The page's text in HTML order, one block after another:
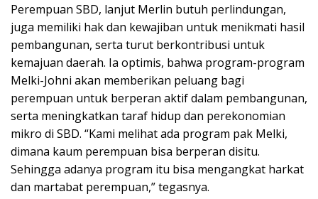
Perempuan SBD, lanjut Merlin butuh perlindungan,
juga memiliki hak dan kewajiban untuk menikmati hasil
pembangunan, serta turut berkontribusi untuk
kemajuan daerah. Ia optimis, bahwa program-program
Melki-Johni akan memberikan peluang bagi
perempuan untuk berperan aktif dalam pembangunan,
serta meningkatkan taraf hidup dan perekonomian
mikro di SBD. “Kami melihat ada program pak Melki,
dimana kaum perempuan bisa berperan disitu.
Sehingga adanya program itu bisa mengangkat harkat
dan martabat perempuan,” tegasnya.